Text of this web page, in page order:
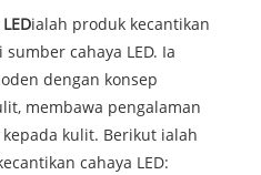
ialah produk kecantikan
cahaya LED. Ia
dengan konsep
membawa pengalaman
kulit. Berikut ialah
cahaya LED: